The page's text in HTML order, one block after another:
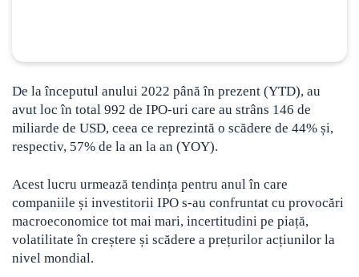
De la începutul anului 2022 până în prezent (YTD), au
avut loc în total 992 de IPO-uri care au strâns 146 de
miliarde de USD, ceea ce reprezintă o scădere de 44% și,
respectiv, 57% de la an la an (YOY).
Acest lucru urmează tendința pentru anul în care
companiile și investitorii IPO s-au confruntat cu provocări
macroeconomice tot mai mari, incertitudini pe piață,
volatilitate în creștere și scădere a prețurilor acțiunilor la
nivel mondial.